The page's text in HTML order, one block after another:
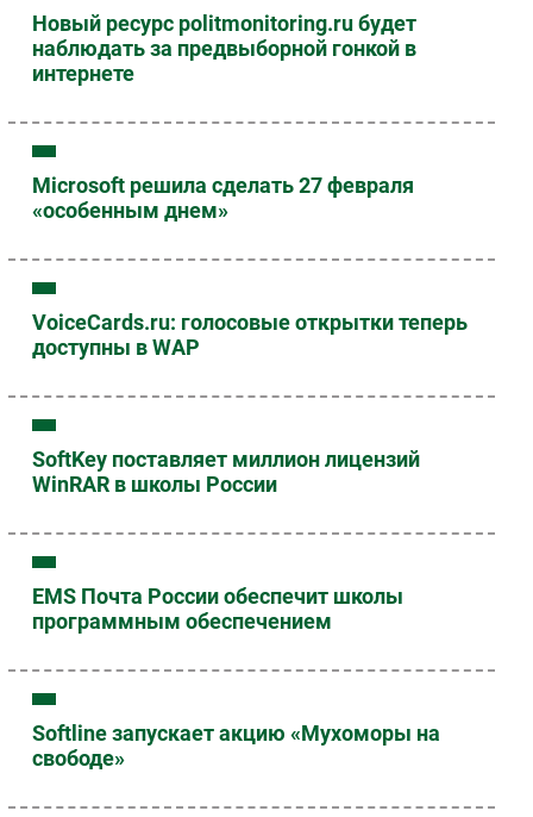
Новый ресурс politmonitoring.ru будет
наблюдать за предвыборной гонкой в
интернете
Microsoft решила сделать 27 февраля
«особенным днем»
VoiceCards.ru: голосовые открытки теперь
доступны в WAP
SoftKey поставляет миллион лицензий
WinRAR в школы России
EMS Почта России обеспечит школы
программным обеспечением
Softline запускает акцию «Мухоморы на
свободе»